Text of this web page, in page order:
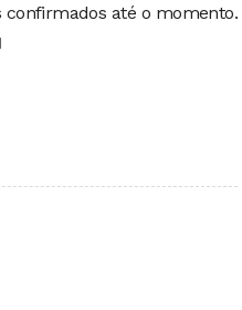
confirmados até o momento.